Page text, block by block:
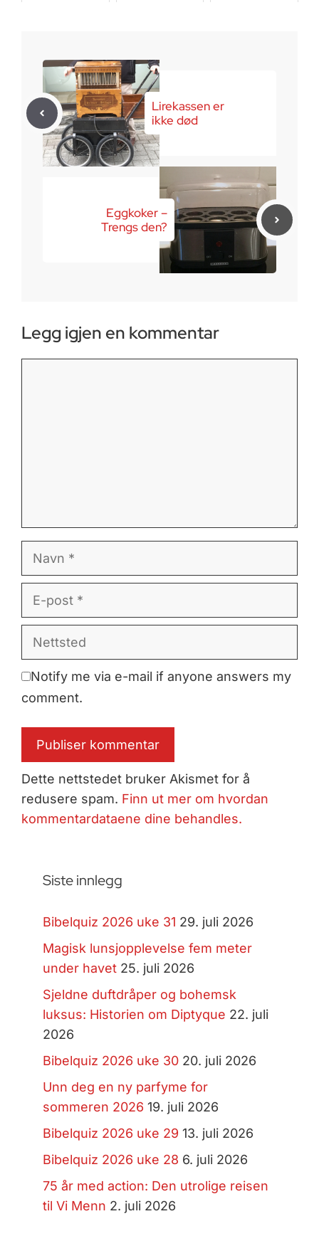
Lirekassen er
ikke død
Eggkoker –
Trengs den?
Legg igjen en kommentar
post
Notify me via e-mail if anyone answers my
comment.
Dette nettstedet bruker Akismet for å
redusere spam. Finn ut mer om hvordan
kommentardataene dine behandles.
Siste innlegg
Bibelquiz 2026 uke 31 29. juli 2026
Magisk lunsjopplevelse fem meter
under havet 25. juli 2026
Sjeldne duftdråper og bohemsk
luksus: Historien om Diptyque 22. juli
2026
Bibelquiz 2026 uke 30 20. juli 2026
Unn deg en ny parfyme for
sommeren 2026 19. juli 2026
Bibelquiz 2026 uke 29 13. juli 2026
Bibelquiz 2026 uke 28 6. juli 2026
75 år med action: Den utrolige reisen
til Vi Menn 2. juli 2026